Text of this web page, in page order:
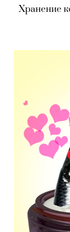
Хранение